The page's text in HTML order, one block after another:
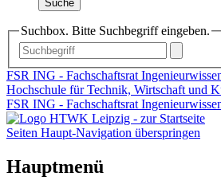
Suche
Suchbox. Bitte Suchbegriff eingeben.
FSR ING - Fachschaftsrat
Hochschule für Technik, Wirtschaft und
FSR ING - Fachschaftsrat
Seiten Haupt-Navigation überspringen
Hauptmenü